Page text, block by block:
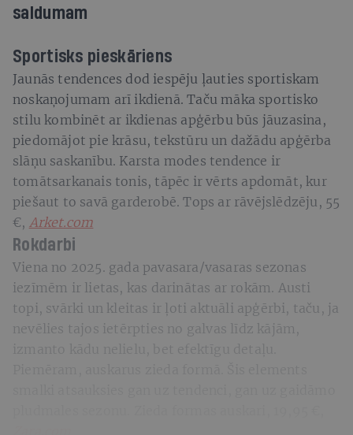
saldumam
Sportisks pieskāriens
Jaunās tendences dod iespēju ļauties sportiskam
noskaņojumam arī ikdienā. Taču māka sportisko
stilu kombinēt ar ikdienas apģērbu būs jāuzasina,
piedomājot pie krāsu, tekstūru un dažādu apģērba
slāņu saskanību. Karsta modes tendence ir
tomātsarkanais tonis, tāpēc ir vērts apdomāt, kur
piešaut to savā garderobē. Tops ar rāvējslēdzēju, 55
€, Arket.com
Rokdarbi
Viena no 2025. gada pavasara/vasaras sezonas
iezīmēm ir lietas, kas darinātas ar rokām. Austi
topi, svārki un kleitas ir ļoti aktuāli apģērbi, taču, ja
nevēlies tajos ietērpties no galvas līdz kājām,
izmanto kādu nelielu, bet efektīgu detaļu.